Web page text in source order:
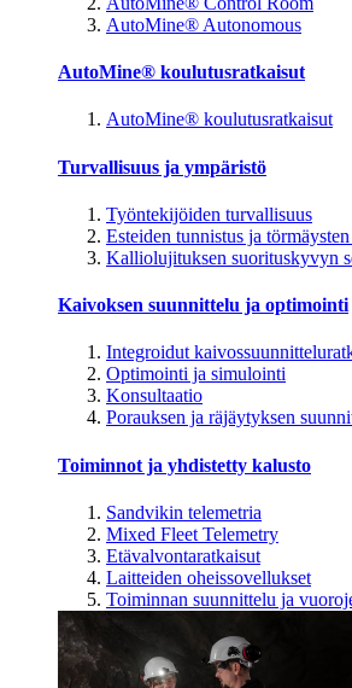
AutoMine® Autonomous
AutoMine® koulutusratkaisut
AutoMine® koulutusratkaisut
Turvallisuus ja ympäristö
Työntekijöiden turvallisuus
Esteiden tunnistus ja
Kalliolujituksen suorituskyvyn
Kaivoksen suunnittelu ja optimointi
Integroidut
Optimointi ja simulointi
Konsultaatio
Porauksen ja räjäytyksen
Toiminnot ja yhdistetty kalusto
Sandvikin telemetria
Mixed Fleet Telemetry
Etävalvontaratkaisut
Laitteiden oheissovellukset
Toiminnan suunnittelu ja